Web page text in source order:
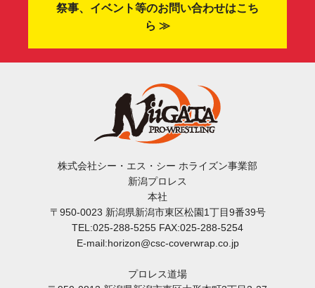
祭事、イベント等のお問い合わせはこち
ら ≫
株式会社シー・エス・シー ホライズン事業部
新潟プロレス
本社
〒950-0023 新潟県新潟市東区松園1丁目9番39号
TEL:025-288-5255 FAX:025-288-5254
E-mail:horizon@csc-coverwrap.co.jp
プロレス道場